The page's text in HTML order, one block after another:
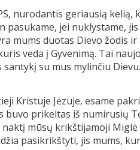
nurodantis geriausią
pasukame, jei nuklystame,
mums duotas Dievo žodis
veda į Gyvenimą. Tai
su mus mylinčiu
Kristuje Jėzuje, esame
buvo prikeltas iš numirusių
naktį mūsų krikštijamoji
pasikrikštyti, jis mums,